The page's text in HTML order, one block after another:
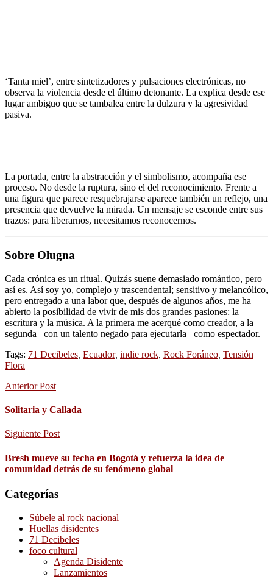
‘Tanta miel’, entre sintetizadores y pulsaciones electrónicas, no
observa la violencia desde el último detonante. La explica desde ese
lugar ambiguo que se tambalea entre la dulzura y la agresividad
pasiva.
La portada, entre la abstracción y el simbolismo, acompaña ese
proceso. No desde la ruptura, sino el del reconocimiento. Frente a
una figura que parece resquebrajarse aparece también un reflejo, una
presencia que devuelve la mirada. Un mensaje se esconde entre sus
trazos: para liberarnos, necesitamos reconocernos.
Sobre Olugna
Cada crónica es un ritual. Quizás suene demasiado romántico, pero
así es. Así soy yo, complejo y trascendental; sensitivo y melancólico,
pero entregado a una labor que, después de algunos años, me ha
abierto la posibilidad de vivir de mis dos grandes pasiones: la
escritura y la música. A la primera me acerqué como creador, a la
segunda –con un talento negado para ejecutarla– como espectador.
Tags: 71 Decibeles Ecuador, indie rock Rock Foráneo Tensión
Flora
Anterior Post
Solitaria y Callada
Siguiente Post
Bresh mueve su fecha en Bogotá y refuerza la idea de
comunidad detrás de su fenómeno global
Categorías
Súbele al rock nacional
Huellas disidentes
71 Decibeles
foco cultural
Agenda Disidente
Lanzamientos